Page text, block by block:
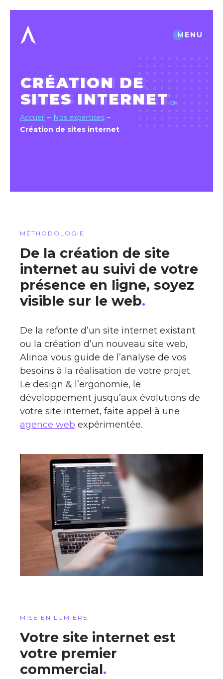
MENU
CRÉATION DE
SITES INTERNET
Accueil
Nos expertises
Création de sites internet
MÉTHODOLOGIE
De la création de site
internet au suivi de votre
présence en ligne, soyez
visible sur le web.
De la refonte d’un site internet existant
ou la création d’un nouveau site web,
Alinoa vous guide de l’analyse de vos
besoins à la réalisation de votre projet.
Le design & l’ergonomie, le
développement jusqu’aux évolutions de
votre site internet, faite appel à une
agence web expérimentée.
MISE EN LUMIÈRE
Votre site internet est
votre premier
commercial.